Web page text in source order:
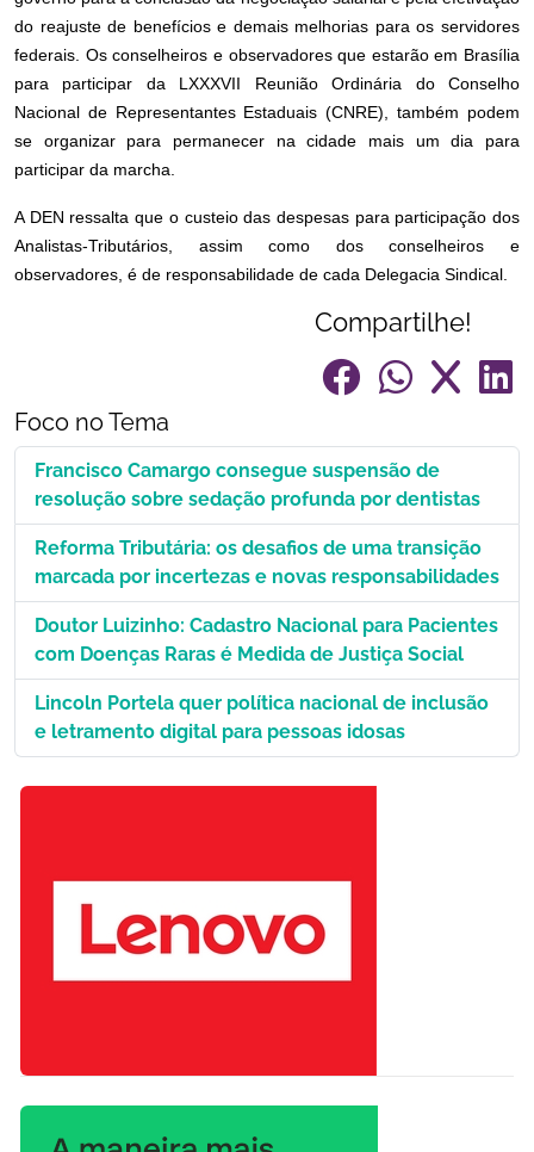
do reajuste de benefícios e demais melhorias para os servidores
federais. Os conselheiros e observadores que estarão em Brasília
para participar da LXXXVII Reunião Ordinária do Conselho
Nacional de Representantes Estaduais (CNRE), também podem
se organizar para permanecer na cidade mais um dia para
participar da marcha.
A DEN ressalta que o custeio das despesas para participação dos
Analistas-Tributários, assim como dos conselheiros e
observadores, é de responsabilidade de cada Delegacia Sindical.
Compartilhe!
Foco no Tema
Francisco Camargo consegue suspensão de
resolução sobre sedação profunda por dentistas
Reforma Tributária: os desafios de uma transição
marcada por incertezas e novas responsabilidades
Doutor Luizinho: Cadastro Nacional para Pacientes
com Doenças Raras é Medida de Justiça Social
Lincoln Portela quer política nacional de inclusão
e letramento digital para pessoas idosas